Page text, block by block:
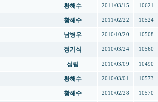
황해수 2011/03/15 10621
황해수 2011/02/22 10524
남병우 2010/10/20 10508
정기식 2010/03/24 10560
성림 2010/03/09 10490
황해수 2010/03/01 10573
황해수 2010/02/28 10570